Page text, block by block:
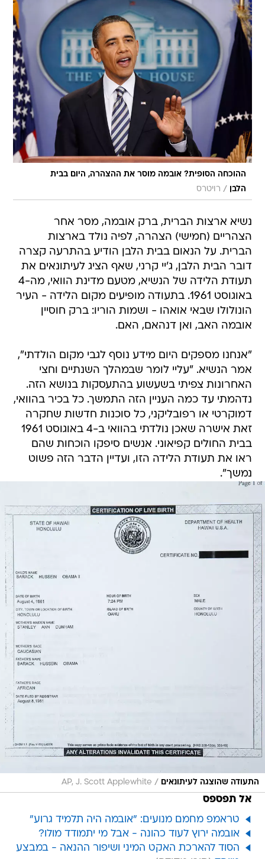
ההוכחה הסופית? אובמה מוסר את ההצהרה, היום בבית
הלבן
/ רויטרס
נשיא ארצות הברית, ברק אובמה, מסר אחר
הצהריים (חמישי) הצהרה, לפיה נולד בארצות
הברית. על הנאום בבית הלבן הודיע בהתרעה קצרה
דובר הבית הלבן, ג'יי קרני, שאף הציג לעיתונאים את
תעודת הלידה של הנשיא, מטעם מדינת הוואי, מה-4
באוגוסט 1961. בתעודה מופיעים מקום הלידה - העיר
הונולולו שבאי אואהו - ושמות הוריו: ברק חוסיין
אובמה האב, ואן דנהאם, האם.
"אנחנו מספקים היום מידע נוסף לגבי מקום הולדתי",
אמר הנשיא. "עליי לומר שבמהלך השנתיים וחצי
האחרונות צפיתי בשעשוע בהתעסקות בנושא הזה.
נדהמתי עד כמה העניין הזה התמשך. כל בכיר בהוואי,
דמוקרטי או רפובליקני, כל סוכנות חדשות שחקרה
זאת אישרה שאכן נולדתי בהוואי ב-4 באוגוסט 1961
בבית החולים קפיאוני. אנשים סיפקו הוכחות שהם
ראו את תעודת הלידה הזו, ועדיין הדבר הזה פשוט
נמשך".
התעודה שהוצגה לעיתונאים /
AP, J. Scott Applewhite
אל תפספס
טראמפ מחמם מנועים: "אובמה היה תלמיד גרוע"
אובמה ירוץ לעוד כהונה - אבל מי יתמודד מולו?
הסוד להארכת האקט המיני ושיפור ההנאה - במבצע